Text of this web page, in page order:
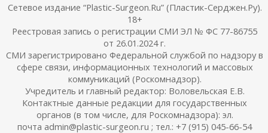
Сетевое издание “Plastic-Surgeon.Ru” (Пластик-Серджен.Ру).
18+
Реестровая запись о регистрации СМИ ЭЛ № ФС 77-86755
от 26.01.2024 г.
СМИ зарегистрировано Федеральной службой по надзору в
сфере связи, информационных технологий и массовых
коммуникаций (Роскомнадзор).
Учредитель и главный редактор: Воловельская Е.В.
Контактные данные редакции для государственных
органов (в том числе, для Роскомнадзора): эл.
почта admin@plastic-surgeon.ru ; тел.: +7 (915) 045-66-54